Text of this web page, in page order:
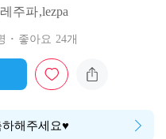
주파,lezpa
좋아요 24개
해주세요♥